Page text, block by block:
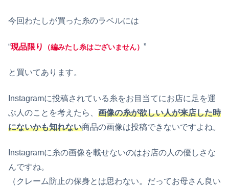
今回わたしが買った糸のラベルには
“現品限り （編みたし糸はございません） ”
と買いてあります。
Instagramに投稿されている糸をお目当てにお店に足を運
ぶ人のことを考えたら、 画像の糸が欲しい人が来店した時
にないかも知れない商品の画像は投稿できないですよね。
Instagramに糸の画像を載せないのはお店の人の優しさな
んですね。
（クレーム防止の保身とは思わない。だってお母さん良い